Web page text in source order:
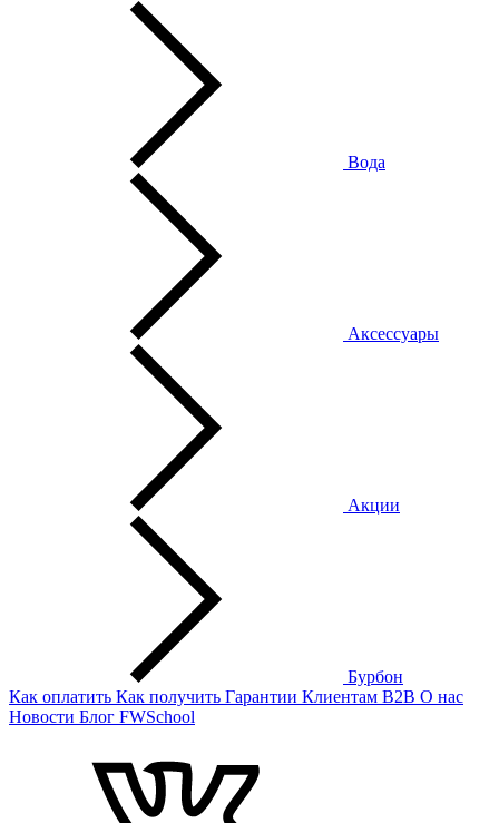
Вода
Аксессуары
Акции
Бурбон
Как оплатить Как получить Гарантии Клиентам B2B О нас
Новости Блог FWSchool